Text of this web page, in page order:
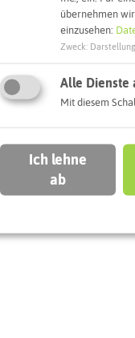
erleben
WALTROP
Hotel
Kranefoer
übernehmen
einzusehen:
Zweck:
Alle Dienste
Mit diesem
Ich lehne
ab